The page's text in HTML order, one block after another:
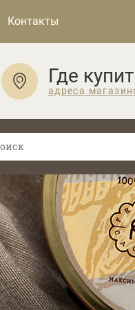
Контакты
Где
адреса